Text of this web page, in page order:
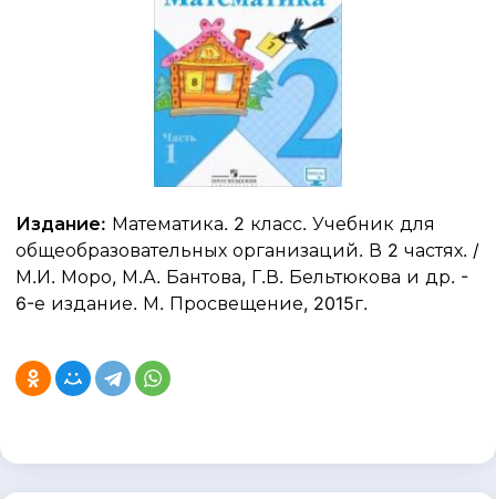
Издание: Математика. 2 класс. Учебник для
общеобразовательных организаций. В 2 частях. /
М.И. Моро, М.А. Бантова, Г.В. Бельтюкова и др. -
6-е издание. М. Просвещение, 2015г.